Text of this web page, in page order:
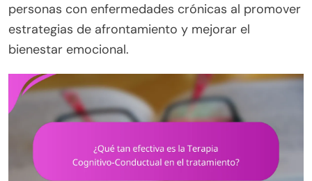
personas con enfermedades crónicas al promover
estrategias de afrontamiento y mejorar el
bienestar emocional.